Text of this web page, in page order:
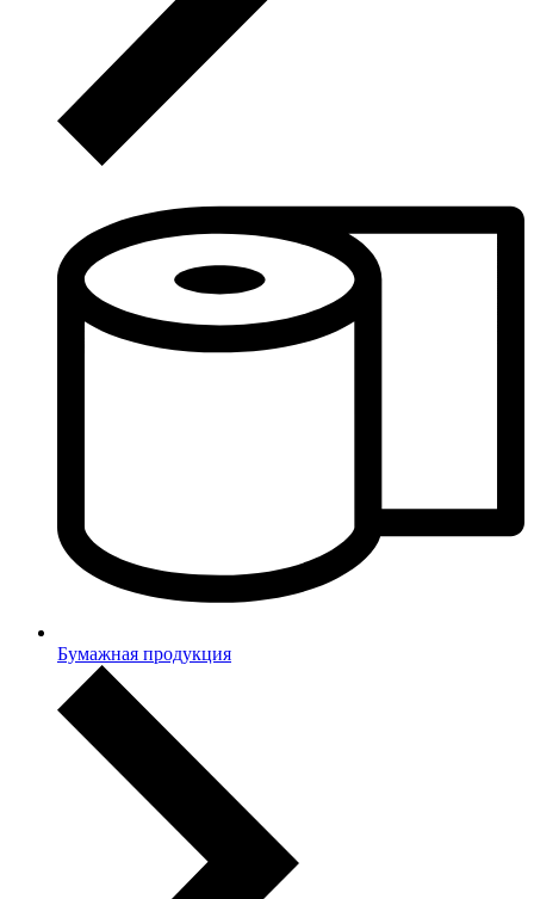
Бумажная продукция